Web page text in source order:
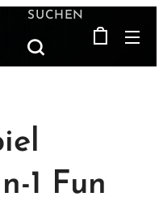
SUCHEN
1 Fun